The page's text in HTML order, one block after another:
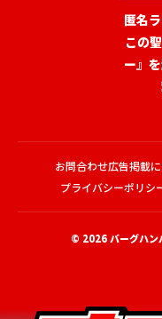
匿名
この
ー』
お問合わせ広告掲載
プライバシーポリシ
© 2026バーグハン